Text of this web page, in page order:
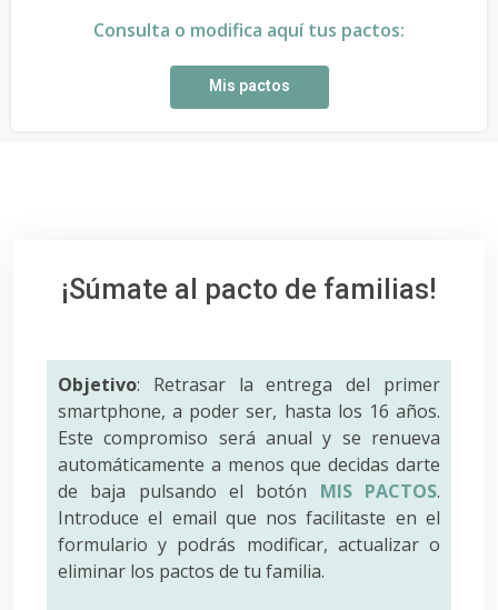
Consulta o modifica aquí tus pactos:
Mis pactos
¡Súmate al pacto de familias!
Objetivo: Retrasar la entrega del primer
smartphone, a poder ser, hasta los 16 años.
Este compromiso será anual y se renueva
automáticamente a menos que decidas darte
de baja pulsando el botón MIS PACTOS.
Introduce el email que nos facilitaste en el
formulario y podrás modificar, actualizar o
eliminar los pactos de tu familia.